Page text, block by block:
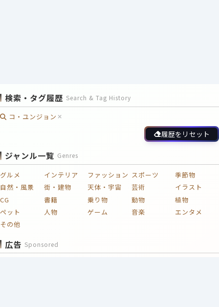
検索・タグ履歴 Search & Tag History
コ・ユンジョン
履歴をリセット
ジャンル一覧 Genres
グルメ インテリア ファッション スポーツ
季節物
自然・風景
街・建物 天体・宇宙 芸術
イラスト
CG
書籍 乗り物 動物
植物
ペット
人物 ゲーム 音楽
エンタメ
その他
広告 Sponsored